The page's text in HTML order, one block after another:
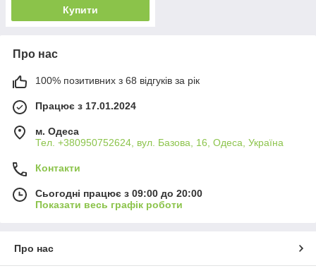
Купити
Про нас
100% позитивних з 68 відгуків за рік
Працює з 17.01.2024
м. Одеса
Тел. +380950752624, вул. Базова, 16, Одеса, Україна
Контакти
Сьогодні працює з 09:00 до 20:00
Показати весь графік роботи
Про нас